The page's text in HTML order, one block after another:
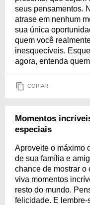
seus pensamentos.
atrase em nenhum
sua única
quem você
inesquecíveis.
agora, entenda
COPIAR
Momentos
especiais
Aproveite o máximo
de sua família e
chance de mostrar o
viva momentos
resto do mundo.
felicidade. E